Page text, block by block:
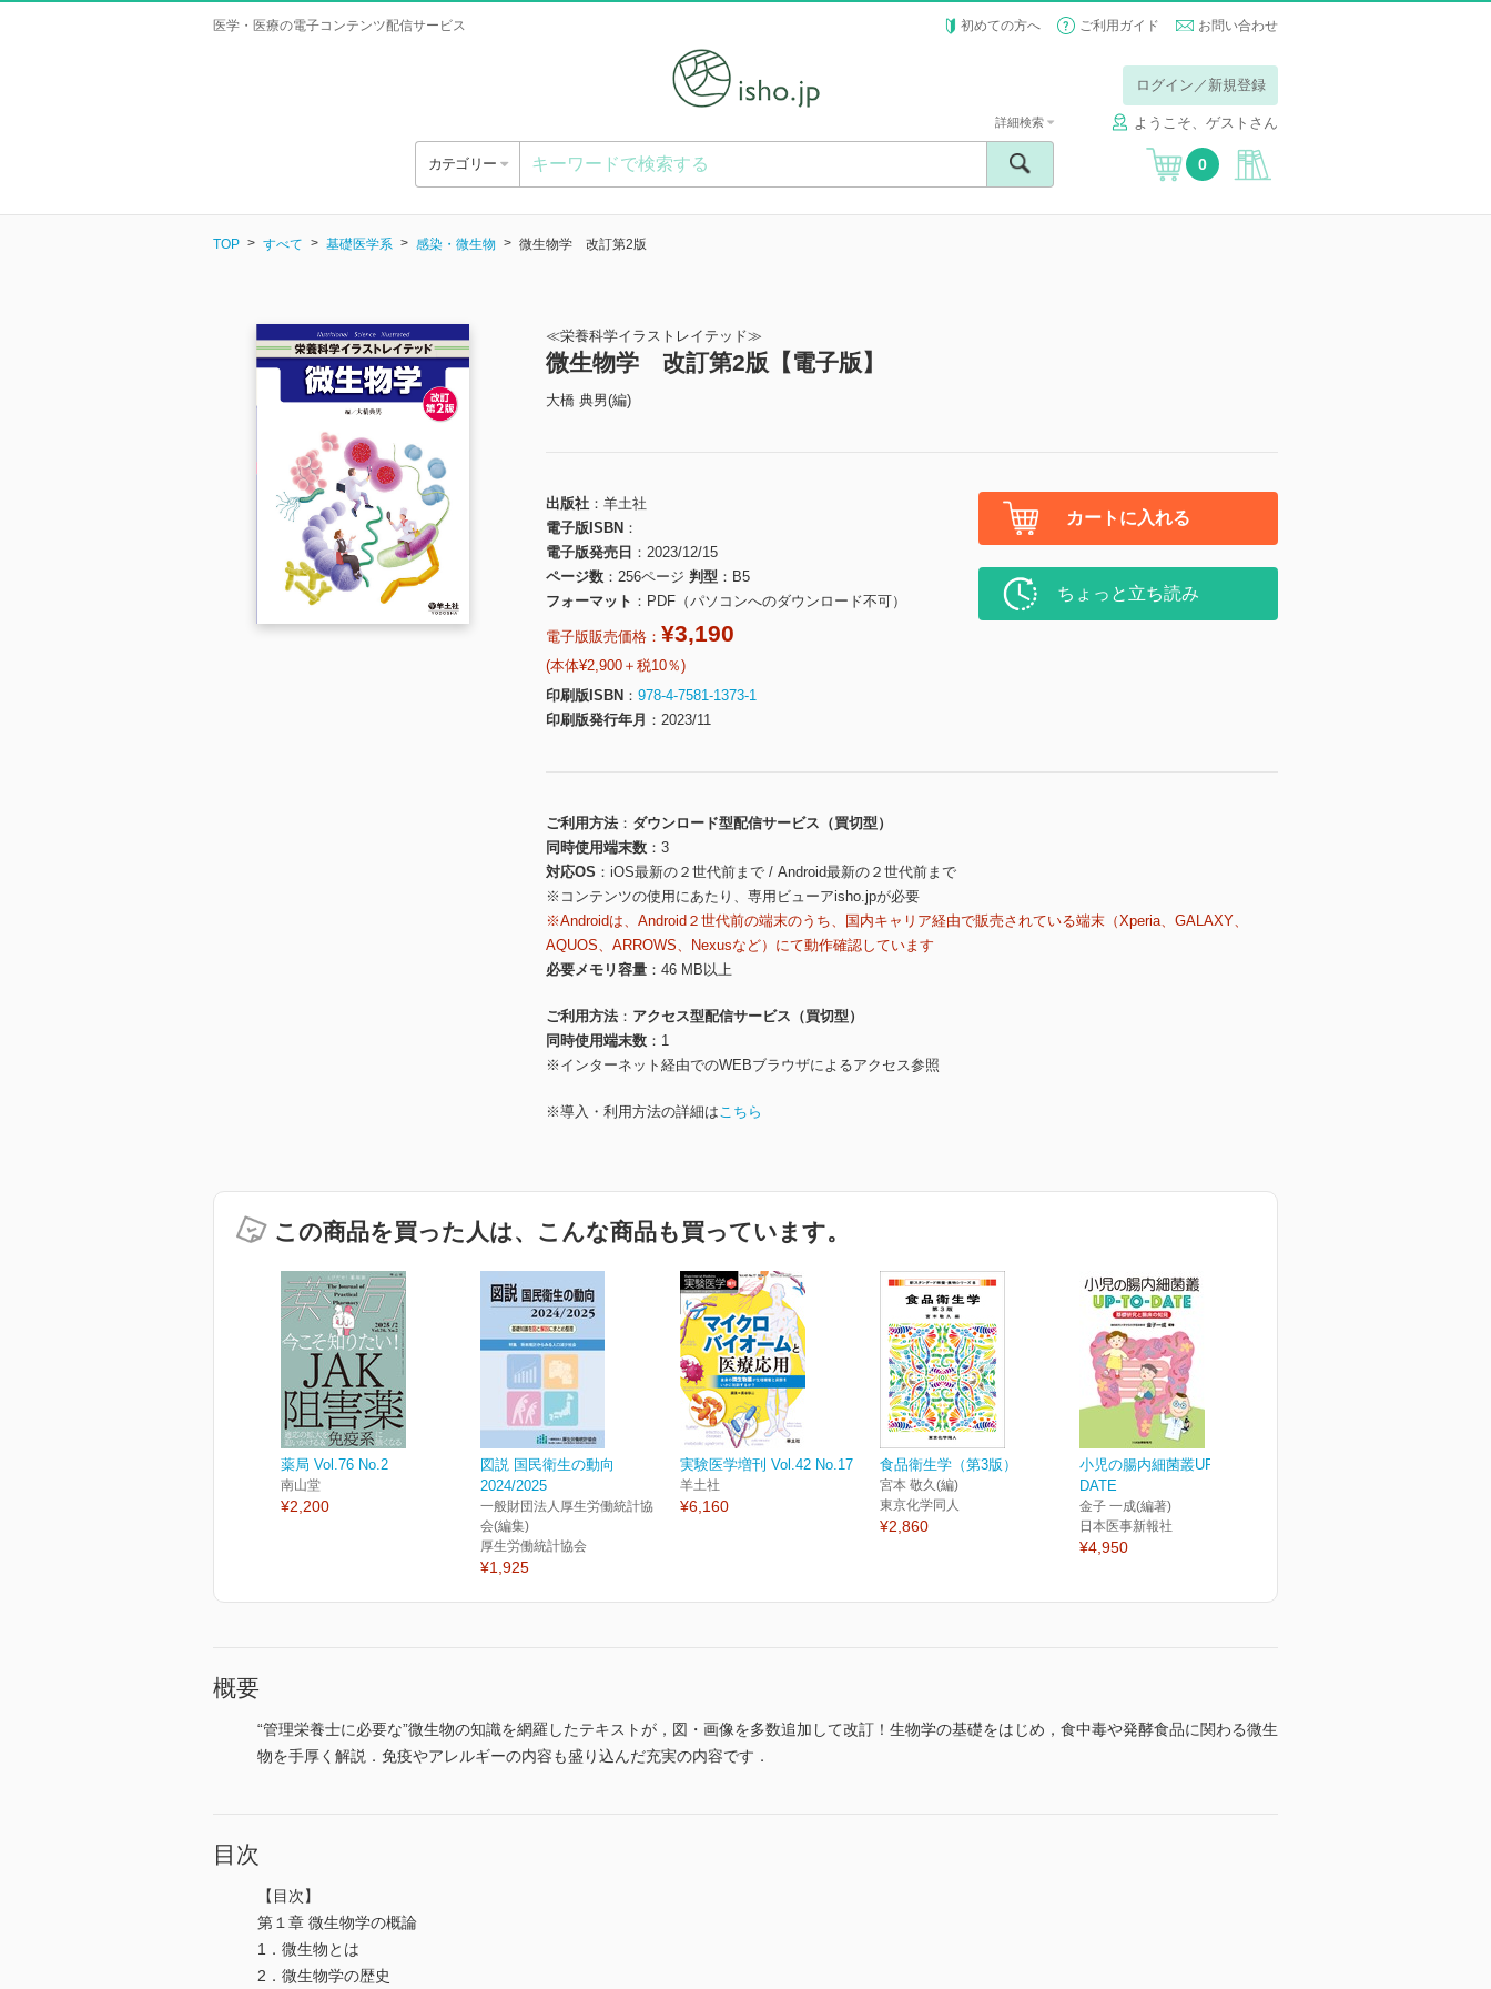
医学・医療の電子コンテンツ配信サービス 初めての方へ ご利用ガイド お問い合わせ
ログイン／新規登録
ようこそ、ゲストさん
カテゴリー
詳細検索
0
TOP すべて 基礎医学系 感染・微生物 微生物学 改訂第2版
≪栄養科学イラストレイテッド≫
微生物学 改訂第2版【電子版】
大橋 典男(編)
出版社
羊土社
電子版ISBN
電子版発売日
2023/12/15
ページ数
256ページ 判型
B5
フォーマット
PDF（パソコンへのダウンロード不可）
電子版販売価格： ¥3,190
(本体¥2,900＋税10％)
印刷版ISBN
978-4-7581-1373-1
印刷版発行年月
2023/11
カートに入れる
ちょっと立ち読み
ご利用方法
ダウンロード型配信サービス（買切型）
同時使用端末数
3
対応OS
iOS最新の２世代前まで / Android最新の２世代前まで
※コンテンツの使用にあたり、専用ビューアisho.jpが必要
※Androidは、Android２世代前の端末のうち、国内キャリア経由で販売されている端末（Xperia、GALAXY、
AQUOS、ARROWS、Nexusなど）にて動作確認しています
必要メモリ容量
46 MB以上
ご利用方法
アクセス型配信サービス（買切型）
同時使用端末数
1
※インターネット経由でのWEBブラウザによるアクセス参照
※導入・利用方法の詳細はこちら
この商品を買った人は、こんな商品も買っています。
薬局 Vol.76 No.2
南山堂
¥2,200
図説 国民衛生の動向
2024/2025
一般財団法人厚生労働統計協
会(編集)
厚生労働統計協会
¥1,925
実験医学増刊 Vol.42 No.17
羊土社
¥6,160
食品衛生学（第3版）
宮本 敬久(編)
東京化学同人
¥2,860
小児の腸内細菌叢UP-TO-
DATE
金子 一成(編著)
日本医事新報社
¥4,950
概要
“管理栄養士に必要な”微生物の知識を網羅したテキストが，図・画像を多数追加して改訂！生物学の基礎をはじめ，食中毒や発酵食品に関わる微生
物を手厚く解説．免疫やアレルギーの内容も盛り込んだ充実の内容です．
目次
【目次】
第１章 微生物学の概論
1．微生物とは
2．微生物学の歴史